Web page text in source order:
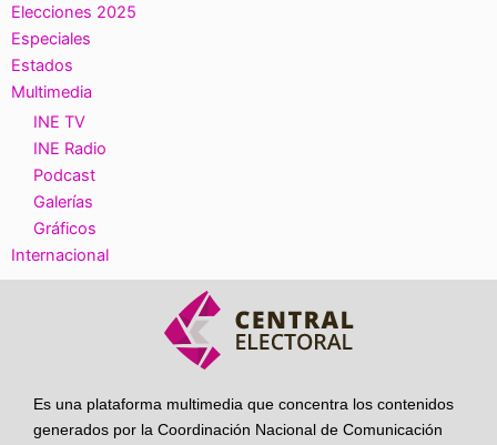
Elecciones 2025
Especiales
Estados
Multimedia
INE TV
INE Radio
Podcast
Galerías
Gráficos
Internacional
Es una plataforma multimedia que concentra los contenidos
generados por la Coordinación Nacional de Comunicación